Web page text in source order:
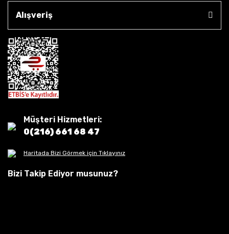
Alışveriş
Müşteri Hizmetleri:
0(216) 661 68 47
Haritada Bizi Görmek için Tıklayınız
Bizi Takip Ediyor musunuz?